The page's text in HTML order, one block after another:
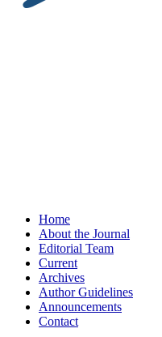
Home
About the Journal
Editorial Team
Current
Archives
Author Guidelines
Announcements
Contact